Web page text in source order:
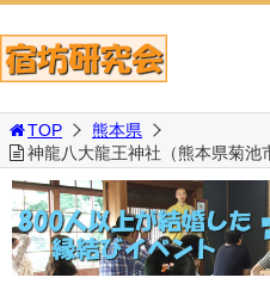
TOP
熊本県
神龍八大龍王神社（熊本県菊